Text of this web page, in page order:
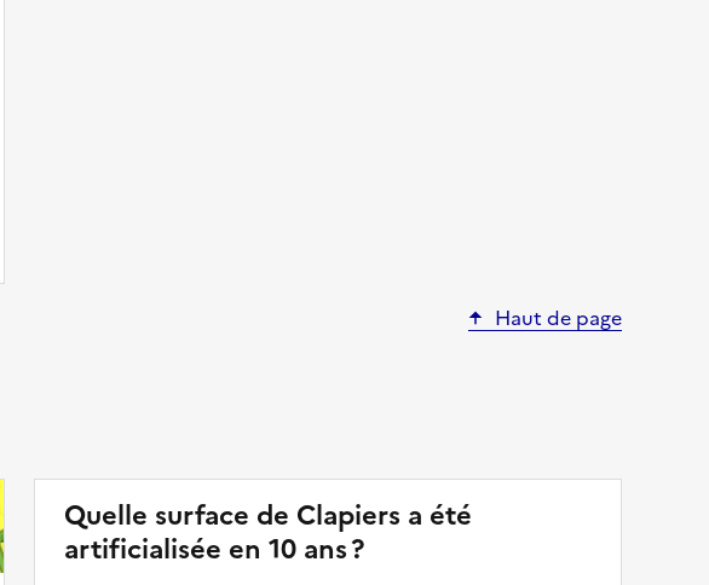
Haut de page
Quelle surface de Clapiers a été
artificialisée en 10 ans ?